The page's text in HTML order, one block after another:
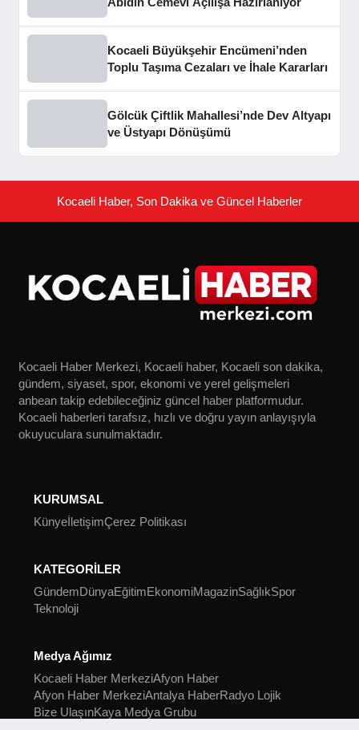
Kocaeli Büyükşehir Encümeni’nden
Toplu Taşıma Cezaları ve İhale Kararları
Gölcük Çiftlik Mahallesi’nde Dev Altyapı
ve Üstyapı Dönüşümü
Kocaeli Haber, Son Dakika ve Güncel Haberler
Kocaeli Haber Merkezi, Kocaeli haber, Kocaeli son dakika,
gündem, siyaset, spor, ekonomi ve yerel gelişmeleri
anbean takip edebileceğiniz güncel haber platformudur.
Kocaeli haberleri tarafsız, hızlı ve doğru yayın anlayışıyla
okuyuculara sunulmaktadır.
KURUMSAL
KünyeİletişimÇerez Politikası
KATEGORİLER
GündemDünyaEğitimEkonomiMagazinSağlıkSpor
Teknoloji
Medya Ağımız
Kocaeli Haber MerkeziAfyon Haber
Afyon Haber MerkeziAntalya HaberRadyo Lojik
Bize UlaşınKaya Medya Grubu